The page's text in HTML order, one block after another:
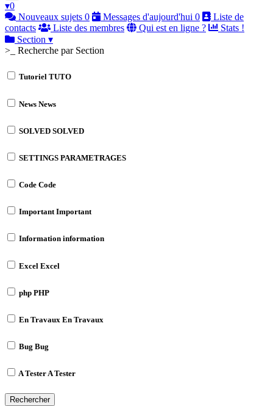
▾0
Nouveaux sujets 0 Messages d'aujourd'hui 0
Liste de
contacts
Liste des membres Qui est en ligne ?
Stats !
Section ▾
>_ Recherche par Section
Tutoriel TUTO
News News
SOLVED SOLVED
SETTINGS PARAMETRAGES
Code Code
ImportantImportant
Information information
Excel Excel
php PHP
En Travaux En Travaux
Bug Bug
A TesterA Tester
Rechercher